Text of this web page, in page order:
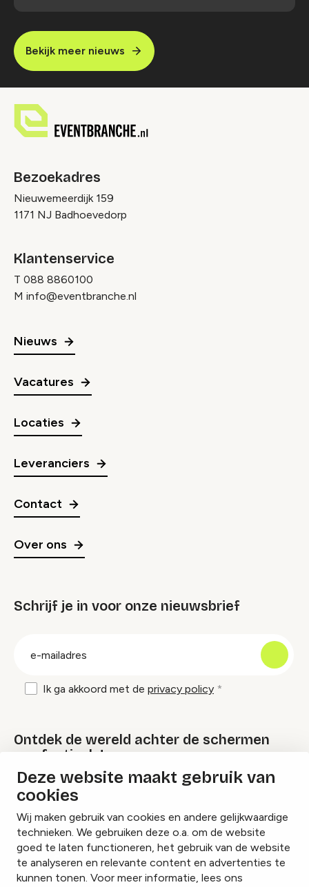
Deze website maakt gebruik van
cookies
Wij maken gebruik van cookies en andere gelijkwaardige
technieken. We gebruiken deze o.a. om de website
goed te laten functioneren, het gebruik van de website
te analyseren en relevante content en advertenties te
kunnen tonen. Voor meer informatie, lees ons
Bekijk meer nieuws
Bezoekadres
Nieuwemeerdijk 159
1171 NJ Badhoevedorp
Klantenservice
T 088 8860100
M info@eventbranche.nl
Nieuws
Vacatures
Locaties
Leveranciers
Contact
Over ons
Schrijf je in voor onze nieuwsbrief
Ik ga akkoord met de privacy policy
Ontdek de wereld achter de schermen
van festivals!
Lees onze Festival Specials
InstagramFacebookLinkedIn